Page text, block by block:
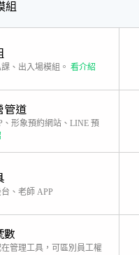
組
、出入場模組。 看介紹
管道
、形象預約網站、LINE 預
、老師 APP
數
管理工具，可區別員工權
加贈 1 管道任選
8